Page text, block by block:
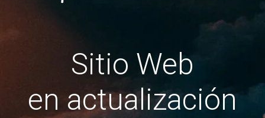
Sitio Web
en actualización